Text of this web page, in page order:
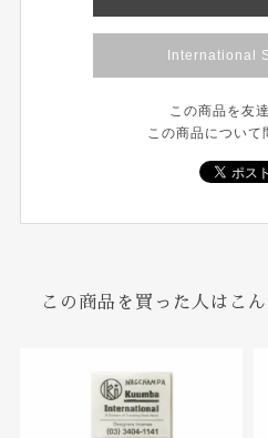
International
この商品を友
この商品について
この商品を買った人はこ